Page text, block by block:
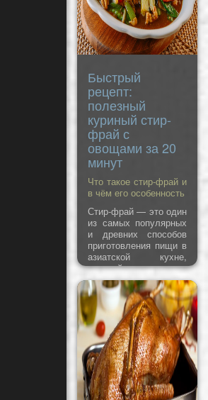
Быстрый
рецепт:
полезный
куриный стир-
фрай с
овощами за 20
минут
Что такое стир-фрай и
в чём его особенность
Стир-фрай — это один
из самых популярных
и древних способов
приготовления пищи в
азиатской кухне,
который сегодня
используется по
всему миру. Название
происходит от
английскогоstir—
«помешивать» иfry—
«жарить», что точно
описывает сам
процесс: продукты
быстро обжариваются
на сильном огне при
постоянном помешива